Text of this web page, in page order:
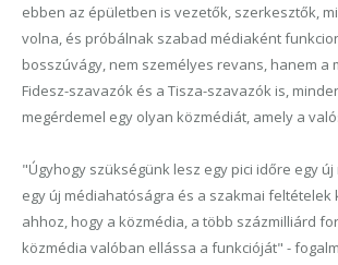
ebben az épületben is vezetők, szerkesztők,
volna, és próbálnak szabad médiaként
bosszúvágy, nem személyes revans, hanem a
Fidesz-szavazók és a Tisza-szavazók is,
megérdemel egy olyan közmédiát, amely a
"Úgyhogy szükségünk lesz egy pici időre egy
egy új médiahatóságra és a szakmai feltételek
ahhoz, hogy a közmédia, a több százmilliárd
közmédia valóban ellássa a funkcióját" -